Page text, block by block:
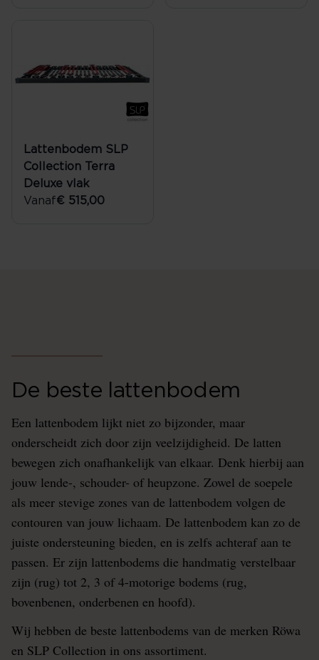
Lattenbodem SLP
Collection Terra
Deluxe vlak
Vanaf€ 515,00
De beste lattenbodem
Een lattenbodem lijkt niet zo bijzonder, maar
onderscheidt zich door zijn veelzijdigheid. De latten
bewegen zich onafhankelijk van elkaar. Denk hierbij aan
jouw lende-, schouder- of heupzone. Zowel de soepele
als meer stevige zones van de lattenbodem volgen de
contouren van jouw lichaam. De lattenbodem kan zo de
juiste ondersteuning bieden, en is zelfs achteraf aan te
passen. Er zijn lattenbodems die handmatig verstelbaar
zijn (rug) tot 2, 3 of 4-motorige bodems (rug,
bovenbenen, onderbenen en hoofd).
Wij hebben de beste lattenbodems van de merken Röwa
en SLP Collection in ons assortiment.